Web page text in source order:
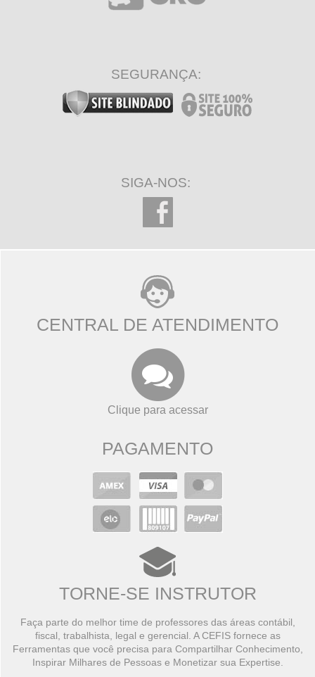
SEGURANÇA:
SIGA-NOS:
CENTRAL DE ATENDIMENTO
Clique para acessar
PAGAMENTO
TORNE-SE INSTRUTOR
Faça parte do melhor time de professores das áreas contábil,
fiscal, trabalhista, legal e gerencial. A CEFIS fornece as
Ferramentas que você precisa para Compartilhar Conhecimento,
Inspirar Milhares de Pessoas e Monetizar sua Expertise.